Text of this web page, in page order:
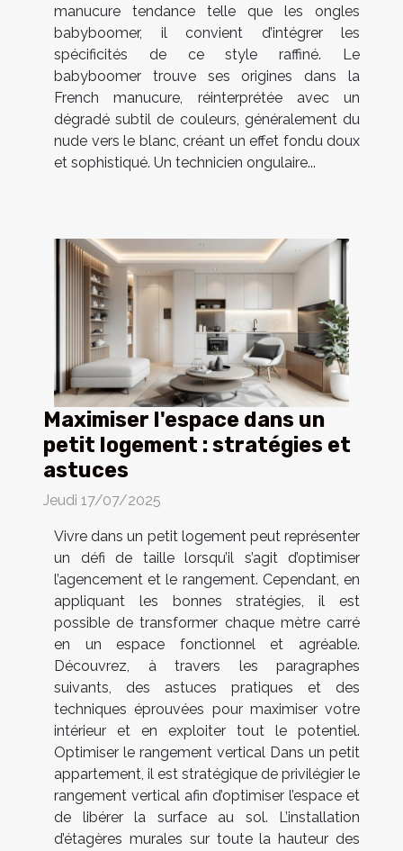
manucure tendance telle que les ongles
babyboomer, il convient d’intégrer les
spécificités de ce style raffiné. Le
babyboomer trouve ses origines dans la
French manucure, réinterprétée avec un
dégradé subtil de couleurs, généralement du
nude vers le blanc, créant un effet fondu doux
et sophistiqué. Un technicien ongulaire...
Maximiser l'espace dans un
petit logement : stratégies et
astuces
Jeudi 17/07/2025
Vivre dans un petit logement peut représenter
un défi de taille lorsqu’il s’agit d’optimiser
l’agencement et le rangement. Cependant, en
appliquant les bonnes stratégies, il est
possible de transformer chaque mètre carré
en un espace fonctionnel et agréable.
Découvrez, à travers les paragraphes
suivants, des astuces pratiques et des
techniques éprouvées pour maximiser votre
intérieur et en exploiter tout le potentiel.
Optimiser le rangement vertical Dans un petit
appartement, il est stratégique de privilégier le
rangement vertical afin d’optimiser l’espace et
de libérer la surface au sol. L’installation
d’étagères murales sur toute la hauteur des